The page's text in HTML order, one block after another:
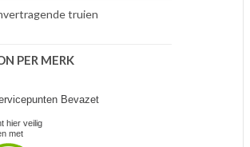
truien
PER MERK
hier veilig
met